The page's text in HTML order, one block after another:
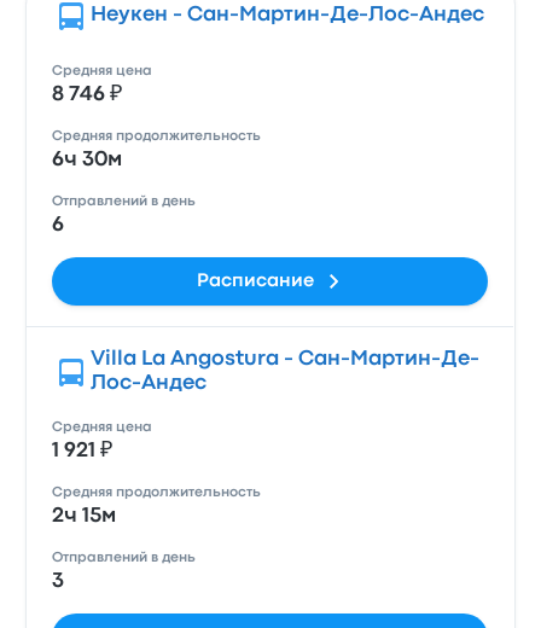
Неукен - Сан-Мартин-Де-Лос-Андес
Средняя цена
8 746 ₽
Средняя продолжительность
6ч 30м
Отправлений в день
6
Расписание
Villa La Angostura - Сан-Мартин-Де-
Лос-Андес
Средняя цена
1 921 ₽
Средняя продолжительность
2ч 15м
Отправлений в день
3